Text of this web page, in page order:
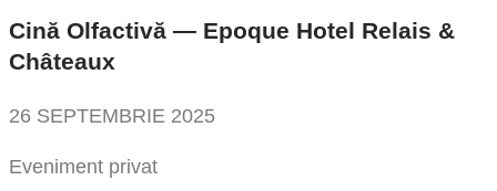
Cină Olfactivă — Epoque Hotel Relais &
Châteaux
26 SEPTEMBRIE 2025
Eveniment privat